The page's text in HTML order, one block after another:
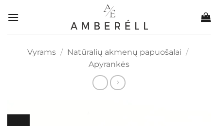
Vyrams / Natūralių akmenų papuošalai /
Apyrankės